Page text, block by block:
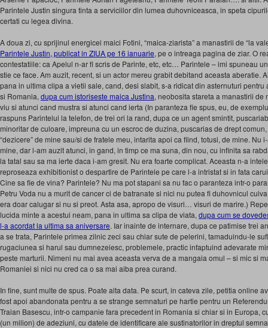
Parintele Justin singura tinta a serviciilor din lumea duhovniceasca, in speta
certati cu legea divina.
A doua zi, cu sprijinul energicei maici Fotini, “maica-ziarista” a manastirii de “la
Parintele Justin, publicat in ZIUA pe 16 ianuarie, pe o intreaga pagina de ziar. O
contestatiile: ca Apelul n-ar fi scris de Parinte, etc, etc… Parintele – imi spuneau
stie ce face. Am auzit, recent, si un actor mereu grabit debitand aceasta aberatie.
pana in ultima clipa a vietii sale, cand, desi slabit, s-a ridicat din asternuturi
si Romania, dupa cum istoriseste maica Justina, neobosita stareta a manastirii
viu si atunci cand mustra si atunci cand ierta (In paranteza fie spus, eu, de
raspuns Parintelui la telefon, de trei ori la rand, dupa ce un agent smintit,
minoritar de culoare, impreuna cu un escroc de duzina, puscarias de drept
“dezicere” de mine sau/si de fratele meu, intarita apoi ca fiind, totusi, de mine. Nu
mine, dar l-am auzit atunci, in gand, in timp ce ma suna, din nou, cu infinita sa
la tatal sau sa ma ierte daca i-am gresit. Nu era foarte complicat. Aceasta n-a
reproseaza exhibitionist o despartire de Parintele pe care l-a intristat si in fata
Cine sa fie de vina? Parintele? Nu ma pot stapani sa nu fac o paranteza intr-o
Petru Voda nu a murit de cancer ci de batranate si nici nu putea fi duhovnicul
era doar calugar si nu si preot. Asta asa, apropo de visuri… visuri de marire.)
lucida minte a acestui neam, pana in ultima sa clipa de viata, dupa cum se
l-a acordat la ultima sa aniversare. Iar inainte de internare, dupa ce patimise trei
a se trata, Parintele primea zilnic zeci sau chiar sute de pelerini, tamaduindu-le
rugaciunea si harul sau dumnezeiesc, problemele, practic infaptuind adevarate
peste marturii. Nimeni nu mai avea aceasta verva de a mangaia omul – si mic si
Romaniei si nici nu cred ca o sa mai aiba prea curand.
In fine, sunt multe de spus. Poate alta data. Pe scurt, in cateva zile, petitia online
fost apoi abandonata pentru a se strange semnaturi pe hartie pentru un
Traian Basescu, intr-o campanie fara precedent in Romania si chiar si in Europa,
(un milion) de adeziuni, cu datele de identificare ale sustinatorilor in dreptul